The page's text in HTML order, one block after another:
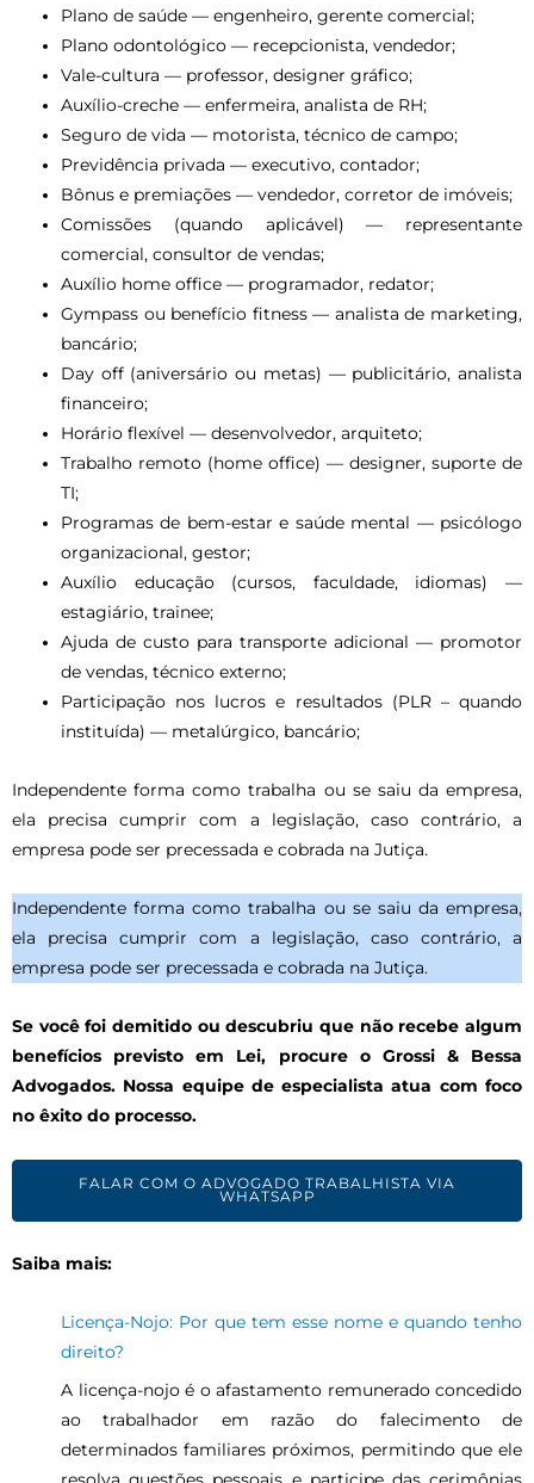
Plano de saúde — engenheiro, gerente comercial;
Plano odontológico — recepcionista, vendedor;
Vale-cultura — professor, designer gráfico;
Auxílio-creche — enfermeira, analista de RH;
Seguro de vida — motorista, técnico de campo;
Previdência privada — executivo, contador;
Bônus e premiações — vendedor, corretor de imóveis;
Comissões (quando aplicável) — representante
comercial, consultor de vendas;
Auxílio home office — programador, redator;
Gympass ou benefício fitness — analista de marketing,
bancário;
Day off (aniversário ou metas) — publicitário, analista
financeiro;
Horário flexível — desenvolvedor, arquiteto;
Trabalho remoto (home office) — designer, suporte de
TI;
Programas de bem-estar e saúde mental — psicólogo
organizacional, gestor;
Auxílio educação (cursos, faculdade, idiomas) —
estagiário, trainee;
Ajuda de custo para transporte adicional — promotor
de vendas, técnico externo;
Participação nos lucros e resultados (PLR – quando
instituída) — metalúrgico, bancário;
Independente forma como trabalha ou se saiu da empresa,
ela precisa cumprir com a legislação, caso contrário, a
empresa pode ser precessada e cobrada na Jutiça.
Independente forma como trabalha ou se saiu da empresa,
ela precisa cumprir com a legislação, caso contrário, a
empresa pode ser precessada e cobrada na Jutiça.
Se você foi demitido ou descubriu que não recebe algum
benefícios previsto em Lei, procure o Grossi & Bessa
Advogados. Nossa equipe de especialista atua com foco
no êxito do processo.
FALAR COM O ADVOGADO TRABALHISTA VIA
WHATSAPP
Saiba mais:
Licença-Nojo: Por que tem esse nome e quando tenho
direito?
A licença-nojo é o afastamento remunerado concedido
ao trabalhador em razão do falecimento de
determinados familiares próximos, permitindo que ele